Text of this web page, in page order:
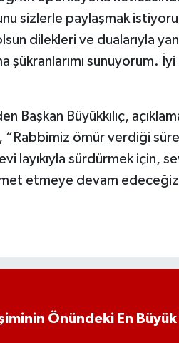
sizlerle paylaşmak
dilekleri ve dualarıyla
sunuyorum. İyi
Başkan Büyükkılıç,
“Rabbimiz ömür verdiği
layıkıyla sürdürmek için,
etmeye devam
Önündeki En Büyük